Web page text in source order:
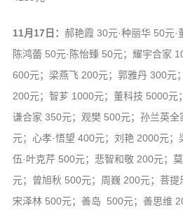
11月17日： 郝艳霞 30元·种丽华 50元·
陈鸿蕾 50元·陈怡臻 50元；耀宇合家
600元；梁燕飞 200元；郭雅丹 300元
200元；智芗 1000元；董科技 5000元
谦合家 350元；观樊 500元；孙兰英
元；心孝·悟望 400元；刘艳 2000元；
伍·叶克芹 500元；悲智和敬 200元；
元；曾旭秋 500元；周巍 200元；菩提
宋泽林 500元；善岛 500元；善思维